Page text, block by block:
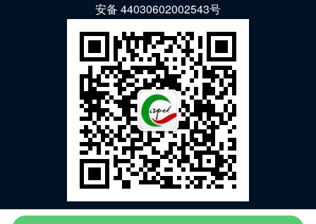
安备 44030602002543号
微信公众号